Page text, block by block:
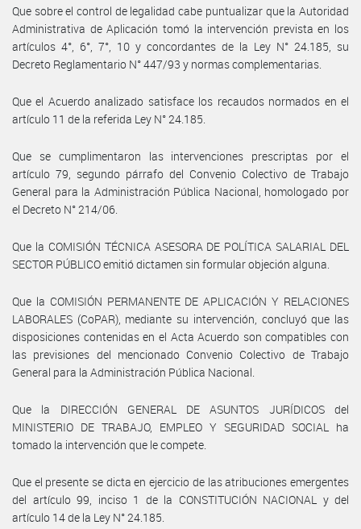
Que sobre el control de legalidad cabe puntualizar que la Autoridad
Administrativa de Aplicación tomó la intervención prevista en los
artículos 4°, 6°, 7°, 10 y concordantes de la Ley N° 24.185, su
Decreto Reglamentario N° 447/93 y normas complementarias.
Que el Acuerdo analizado satisface los recaudos normados en el
artículo 11 de la referida Ley N° 24.185.
Que se cumplimentaron las intervenciones prescriptas por el
artículo 79, segundo párrafo del Convenio Colectivo de Trabajo
General para la Administración Pública Nacional, homologado por
el Decreto N° 214/06.
Que la COMISIÓN TÉCNICA ASESORA DE POLÍTICA SALARIAL DEL
SECTOR PÚBLICO emitió dictamen sin formular objeción alguna.
Que la COMISIÓN PERMANENTE DE APLICACIÓN Y RELACIONES
LABORALES (CoPAR), mediante su intervención, concluyó que las
disposiciones contenidas en el Acta Acuerdo son compatibles con
las previsiones del mencionado Convenio Colectivo de Trabajo
General para la Administración Pública Nacional.
Que la DIRECCIÓN GENERAL DE ASUNTOS JURÍDICOS del
MINISTERIO DE TRABAJO, EMPLEO Y SEGURIDAD SOCIAL ha
tomado la intervención que le compete.
Que el presente se dicta en ejercicio de las atribuciones emergentes
del artículo 99, inciso 1 de la CONSTITUCIÓN NACIONAL y del
artículo 14 de la Ley N° 24.185.